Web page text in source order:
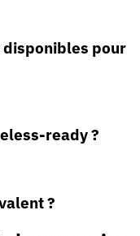
disponibles pour
ready ?
?